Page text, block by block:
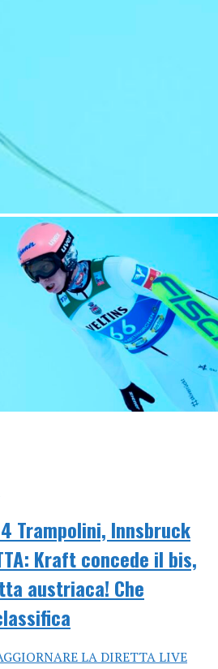
4 Trampolini, Innsbruck
Kraft concede il bis,
austriaca! Che
LA DIRETTA LIVE